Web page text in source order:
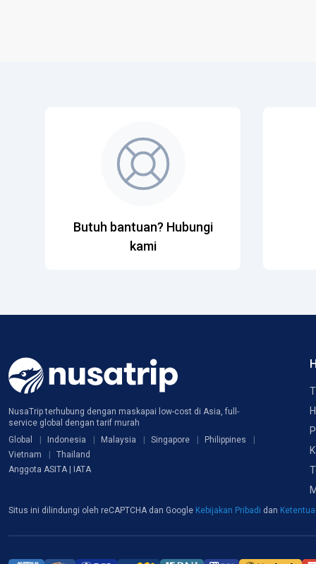
Butuh bantuan? Hubungi
kami
NusaTrip terhubung dengan maskapai low-cost di Asia, full-
service global dengan tarif murah
Global
Indonesia Malaysia Singapore
Philippines
Vietnam
Thailand
Anggota ASITA | IATA
Situs ini dilindungi oleh reCAPTCHA dan Google Kebijakan Pribadi dan